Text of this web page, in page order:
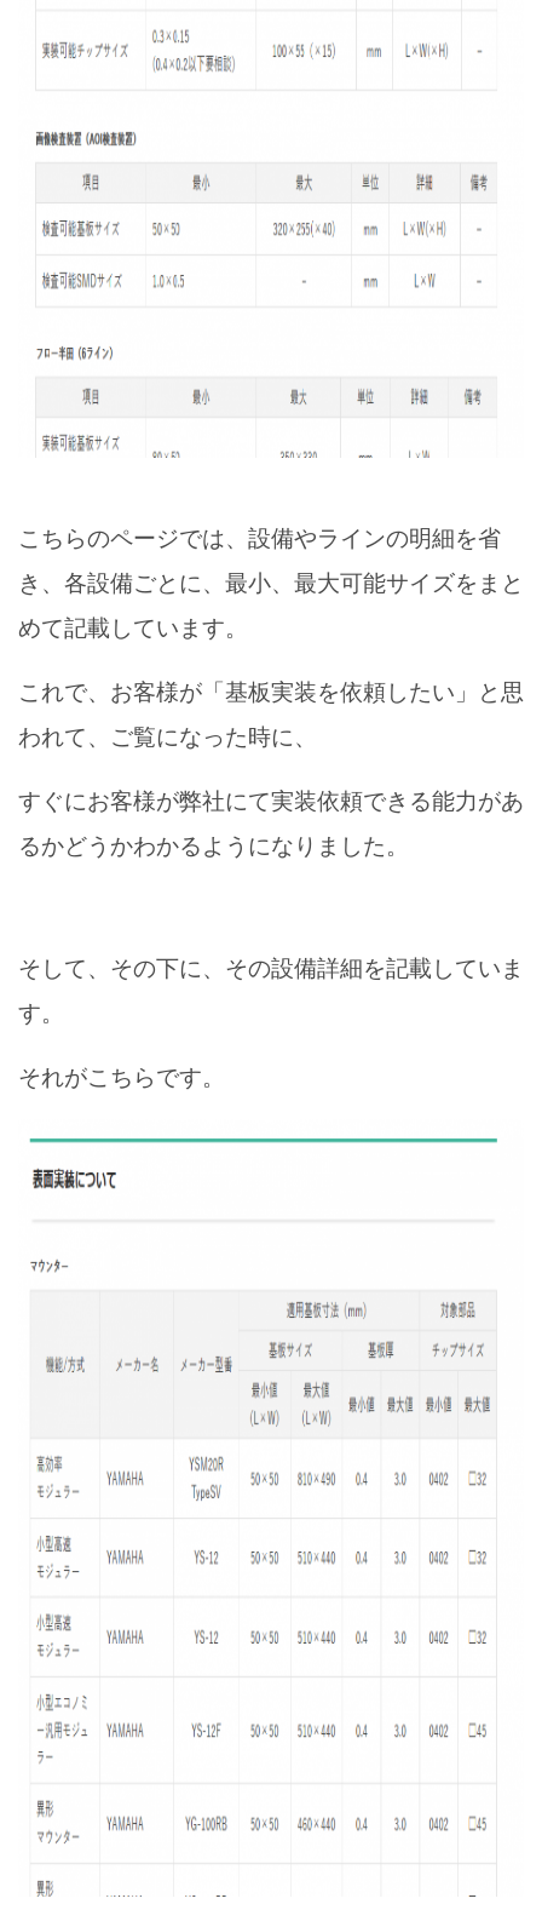
こちらのページでは、設備やラインの明細を省
き、各設備ごとに、最小、最大可能サイズをまと
めて記載しています。
これで、お客様が「基板実装を依頼したい」と思
われて、ご覧になった時に、
すぐにお客様が弊社にて実装依頼できる能力があ
るかどうかわかるようになりました。
そして、その下に、その設備詳細を記載していま
す。
それがこちらです。